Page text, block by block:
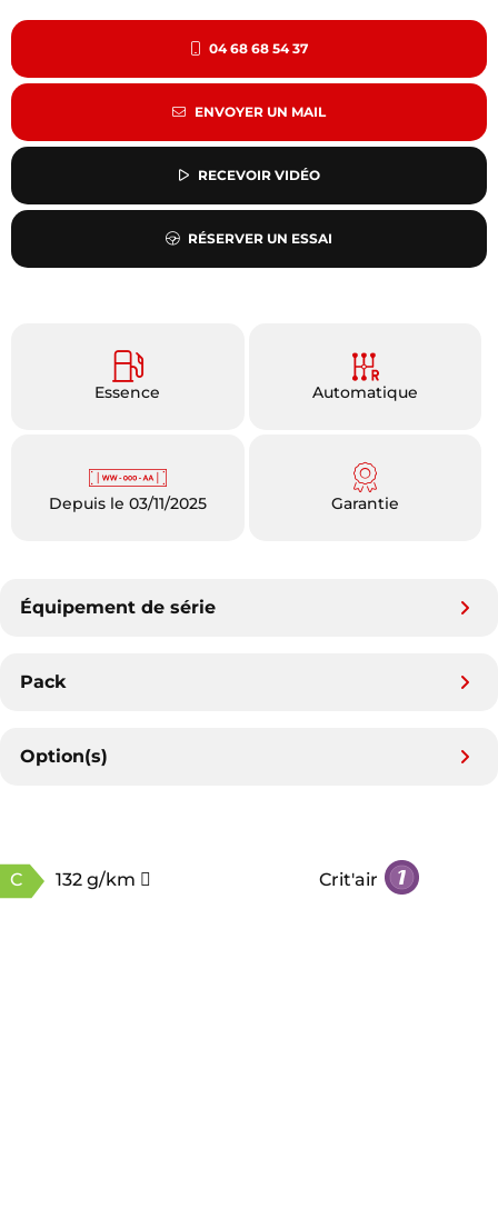
04 68 68 54 37
ENVOYER UN MAIL
RECEVOIR VIDÉO
RÉSERVER UN ESSAI
Essence Automatique
Depuis le 03/11/2025 Garantie
Équipement de série
Pack
Option(s)
C 132 g/km Crit'air